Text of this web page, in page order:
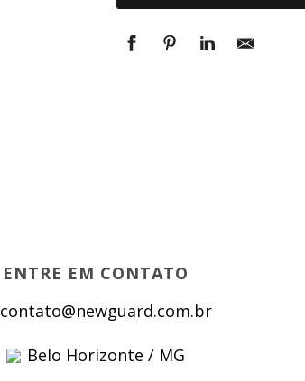
ENTRE EM CONTATO
contato@newguard.com.br
Belo Horizonte / MG